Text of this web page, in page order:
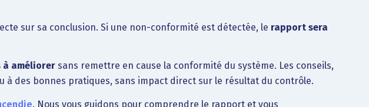
sur sa conclusion. Si une non-conformité est détectée, le rapport sera
à améliorer sans remettre en cause la conformité du système. Les conseils,
à des bonnes pratiques, sans impact direct sur le résultat du contrôle.
. Nous vous guidons pour comprendre le rapport et vous